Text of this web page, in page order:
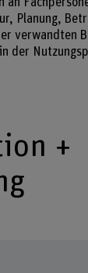
an
Planung,
verwandten
der
+